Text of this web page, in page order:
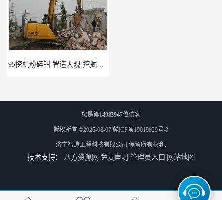
95挖机粉碎钳-智造大观-挖掘机钢筋分离钳
园林割草机 135挖掘机割草机 智造大观 市政除草机 306挖掘机割草机 智造大观
您是第14983947位访客
版权所有 ©2026-08-07 冀ICP备19019829号-3
济宁智造工程科技有限公司 保留所有权利.
技术支持： 八方资源网 免责声明 管理员入口 网站地图